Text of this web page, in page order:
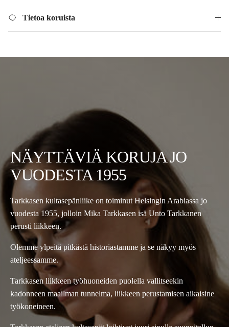
Tietoa koruista
NÄYTTÄVIÄ KORUJA JO
VUODESTA 1955
Tarkkasen kultasepänliike on toiminut Helsingin Arabiassa jo
vuodesta 1955, jolloin Mika Tarkkasen isä Unto Tarkkanen
perusti liikkeen.
Olemme ylpeitä pitkästä historiastamme ja se näkyy myös
ateljeessamme.
Tarkkasen liikkeen työhuoneiden puolella vallitseekin
kadonneen maailman tunnelma, liikkeen perustamisen aikaisine
työkoneineen.